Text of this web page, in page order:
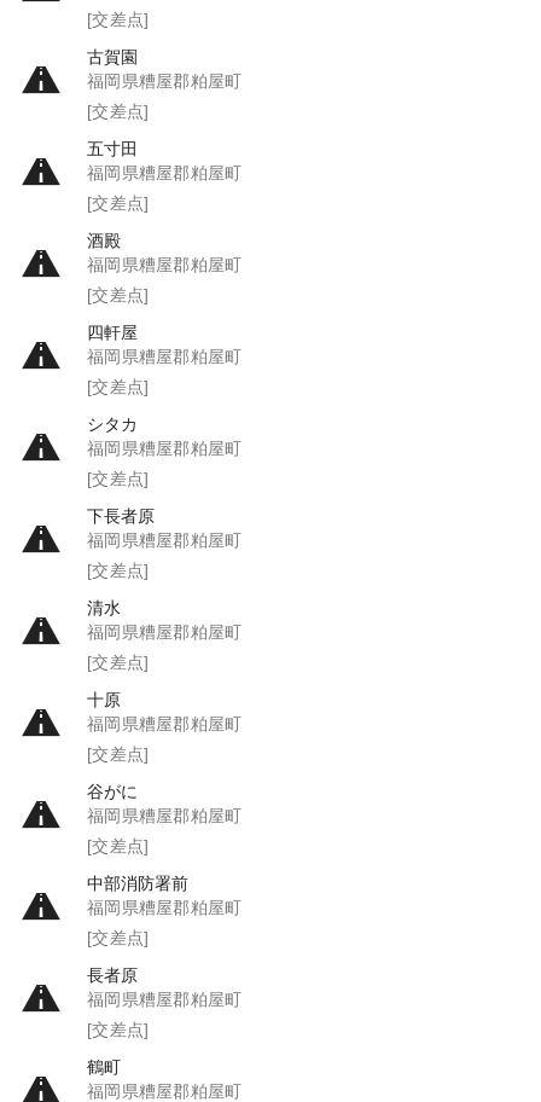
[交差点]
古賀園
福岡県糟屋郡粕屋町
[交差点]
五寸田
福岡県糟屋郡粕屋町
[交差点]
酒殿
福岡県糟屋郡粕屋町
[交差点]
四軒屋
福岡県糟屋郡粕屋町
[交差点]
シタカ
福岡県糟屋郡粕屋町
[交差点]
下長者原
福岡県糟屋郡粕屋町
[交差点]
清水
福岡県糟屋郡粕屋町
[交差点]
十原
福岡県糟屋郡粕屋町
[交差点]
谷がに
福岡県糟屋郡粕屋町
[交差点]
中部消防署前
福岡県糟屋郡粕屋町
[交差点]
長者原
福岡県糟屋郡粕屋町
[交差点]
鶴町
福岡県糟屋郡粕屋町